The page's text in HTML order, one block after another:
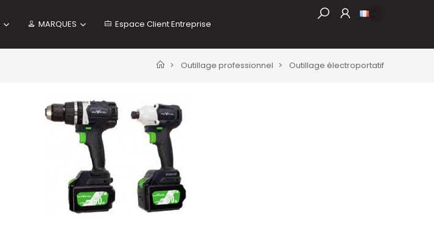
MARQUES Espace Client Entreprise
Outillage professionnel Outillage électroportatif